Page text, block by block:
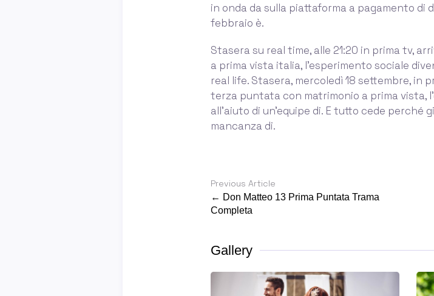
in onda da sulla piattaforma a pagamento di
febbraio è.
Stasera su real time, alle 21:20 in prima tv,
a prima vista italia, l'esperimento sociale
real life. Stasera, mercoledì 18 settembre, in
terza puntata con matrimonio a prima vista,
all’aiuto di un’equipe di. E tutto cede perché
mancanza di.
Previous Article
← Don Matteo 13 Prima Puntata Trama
Completa
Gallery